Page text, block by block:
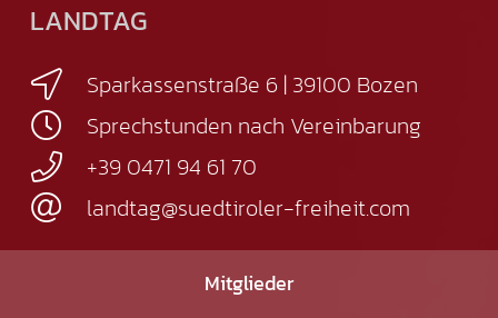
LANDTAG
Sparkassenstraße 6 | 39100 Bozen
Sprechstunden nach Vereinbarung
+39 0471 94 61 70
landtag@suedtiroler-freiheit.com
Mitglieder